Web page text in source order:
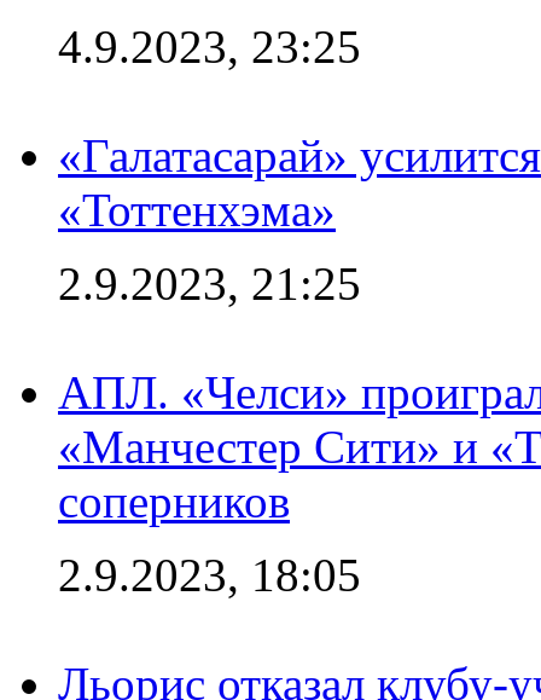
4.9.2023, 23:25
«Галатасарай»
«Тоттенхэма»
2.9.2023, 21:25
АПЛ. «Челси»
«Манчестер Сити» и
соперников
2.9.2023, 18:05
Льорис отказал клубу-